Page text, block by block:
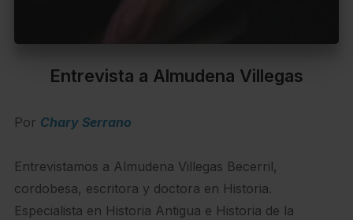
Entrevista a Almudena Villegas
Por Chary Serrano
Entrevistamos a Almudena Villegas Becerril,
cordobesa, escritora y doctora en Historia.
Especialista en Historia Antigua e Historia de la